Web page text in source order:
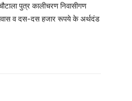
पुत्र कालीचरण निवासीगण
व दस-दस हजार रूपये के अर्थदंड